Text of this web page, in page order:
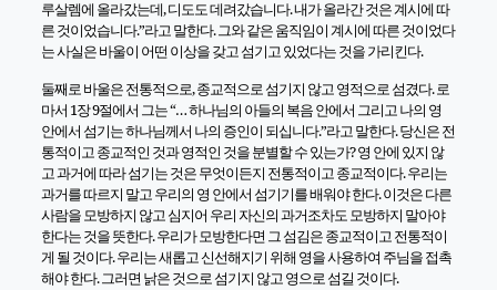
루살렘에 올라갔는데, 디도도 데려갔습니다. 내가 올라간 것은 계시에 따
른 것이었습니다.”라고 말한다. 그와 같은 움직임이 계시에 따른 것이었다
는 사실은 바울이 어떤 이상을 갖고 섬기고 있었다는 것을 가리킨다.
둘째로 바울은 전통적으로, 종교적으로 섬기지 않고 영적으로 섬겼다. 로
마서 1장 9절에서 그는 “… 하나님의 아들의 복음 안에서 그리고 나의 영
안에서 섬기는 하나님께서 나의 증인이 되십니다.”라고 말한다. 당신은 전
통적이고 종교적인 것과 영적인 것을 분별할 수 있는가? 영 안에 있지 않
고 과거에 따라 섬기는 것은 무엇이든지 전통적이고 종교적이다. 우리는
과거를 따르지 말고 우리의 영 안에서 섬기기를 배워야 한다. 이것은 다른
사람을 모방하지 않고 심지어 우리 자신의 과거조차도 모방하지 말아야
한다는 것을 뜻한다. 우리가 모방한다면 그 섬김은 종교적이고 전통적이
게 될 것이다. 우리는 새롭고 신선해지기 위해 영을 사용하여 주님을 접촉
해야 한다. 그러면 낡은 것으로 섬기지 않고 영으로 섬길 것이다.